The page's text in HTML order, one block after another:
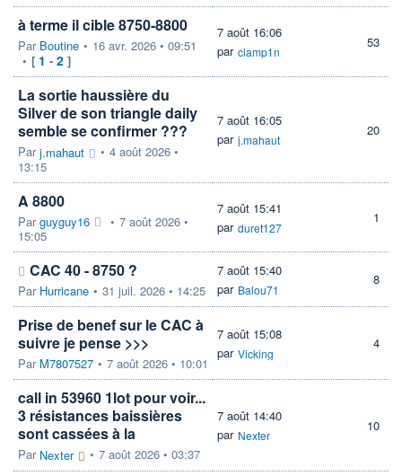
à terme il cible 8750-8800
Par Boutine • 16 avr. 2026 • 09:51
• [ 1 - 2 ]
7 août 16:06
par clamp1n
53
La sortie haussière du
Silver de son triangle daily
semble se confirmer ???
Parj.mahaut • 4 août 2026 •
13:15
7 août 16:05
par j.mahaut
20
A 8800
Parguyguy16 • 7 août 2026 •
15:05
7 août 15:41
par duret127
1
CAC 40 - 8750 ?
Par Hurricane • 31 juil. 2026 • 14:25
7 août 15:40
par Balou71
8
Prise de benef sur le CAC à
suivre je pense >>>
Par M7807527 • 7 août 2026 • 10:01
7 août 15:08
par Vicking
4
call in 53960 1lot pour voir...
3 résistances baissières
sont cassées à la
Par Nexter • 7 août 2026 • 03:37
7 août 14:40
par Nexter
10